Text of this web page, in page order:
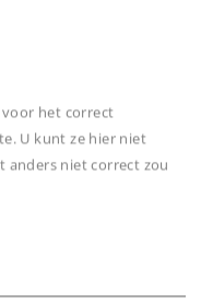
Haftung und
bei
Lebensdauer
Austausch für
Ersatzvorrat
voor het correct
U kunt ze hier niet
anders niet correct zou